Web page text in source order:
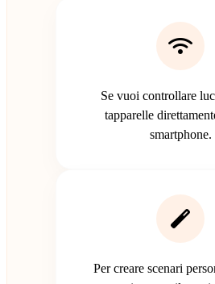
Se vuoi controllare
tapparelle
smartphone.
Per creare scenari